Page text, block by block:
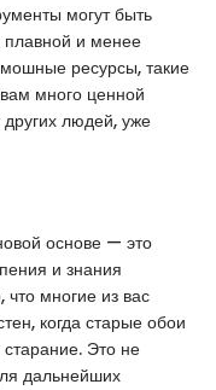
могут быть
и менее
ресурсы, такие
много ценной
людей, уже
основе — это
и знания
многие из вас
когда старые обои
Это не
дальнейших